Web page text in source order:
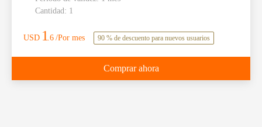
Cantidad: 1
USD 1.6 /Por mes 90 % de descuento para nuevos usuarios
Comprar ahora